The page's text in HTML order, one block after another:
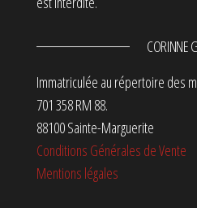
CORINNE
Immatriculée au répertoire des
701 358 RM 88.
88100 Sainte-Marguerite
Conditions Générales de Vente
Mentions légales